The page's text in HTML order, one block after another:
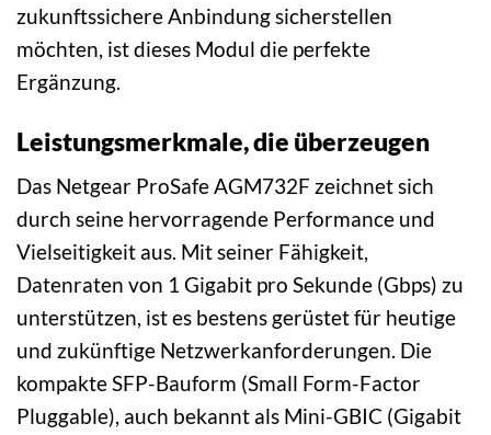
zukunftssichere Anbindung sicherstellen
möchten, ist dieses Modul die perfekte
Ergänzung.
Leistungsmerkmale, die überzeugen
Das Netgear ProSafe AGM732F zeichnet sich
durch seine hervorragende Performance und
Vielseitigkeit aus. Mit seiner Fähigkeit,
Datenraten von 1 Gigabit pro Sekunde (Gbps) zu
unterstützen, ist es bestens gerüstet für heutige
und zukünftige Netzwerkanforderungen. Die
kompakte SFP-Bauform (Small Form-Factor
Pluggable), auch bekannt als Mini-GBIC (Gigabit